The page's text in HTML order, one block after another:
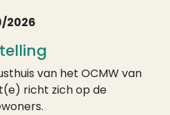
2026
van het OCMW van
richt zich op de